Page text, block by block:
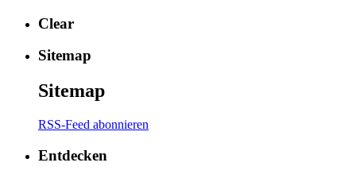
Clear
Sitemap
Sitemap
RSS-Feed abonnieren
Entdecken